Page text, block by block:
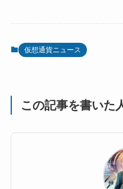
仮想通貨ニュース
この記事を書いた